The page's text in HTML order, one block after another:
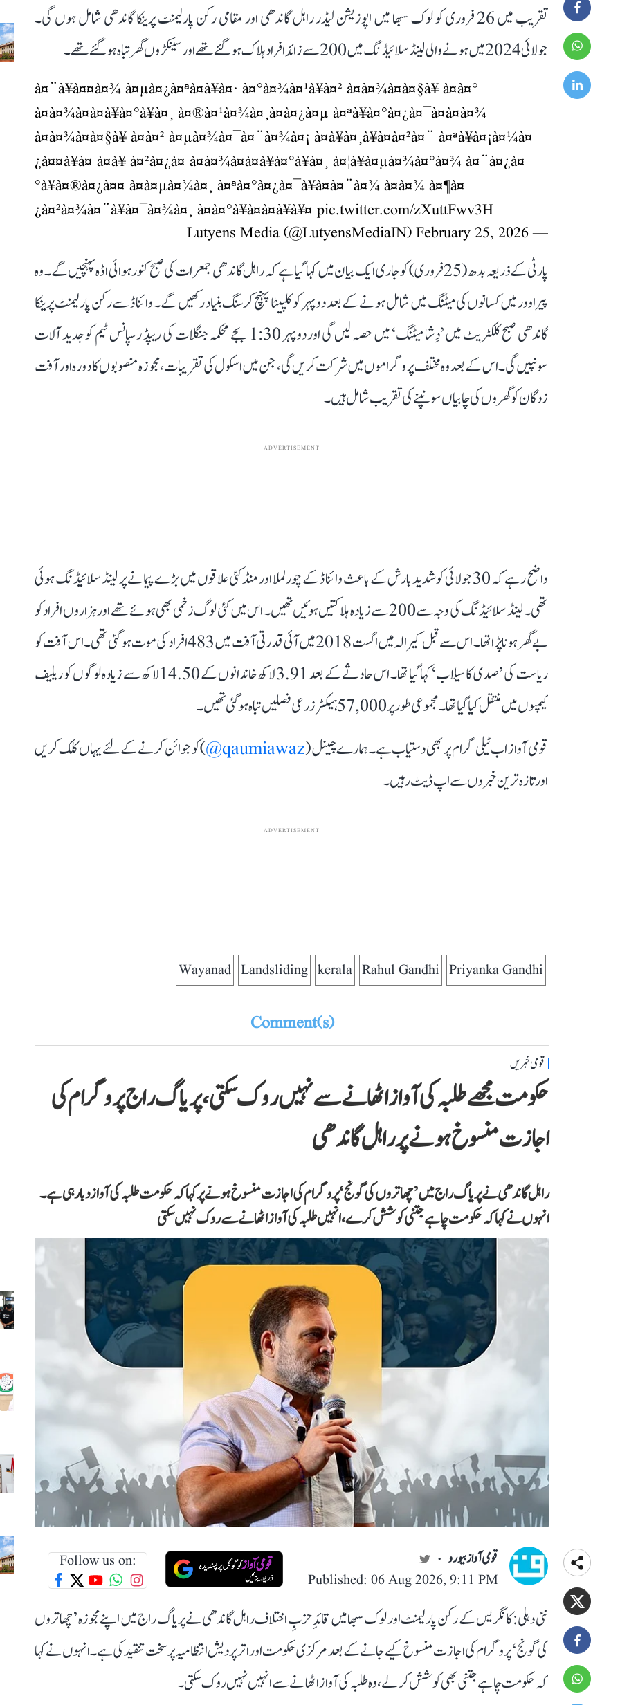
تقریب میں 26 فروری کو لوک سبھا میں اپوزیشن لیڈر راہل گاندھی اور مقامی رکن پارلیمنٹ پرینکا گاندھی شامل ہوں گی۔
جولائی 2024 میں ہونے والی لینڈ سلائیڈنگ میں 200 سے زائد افراد ہلاک ہو گئے تھے اور سینکڑوں گھر تباہ ہو گئے تھے۔
à¤¨à¥à¤¤à¤¾ à¤µà¤¿à¤ªà¤à¥à¤· à¤°à¤¾à¤¹à¥à¤² à¤à¤¾à¤à¤§à¥ à¤à¤°
à¤à¤¾à¤à¤à¥à¤°à¥à¤¸ à¤®à¤¹à¤¾à¤¸à¤à¤¿à¤µ à¤ªà¥à¤°à¤¿à¤¯à¤à¤à¤¾
à¤à¤¾à¤à¤§à¥ à¤à¤² à¤µà¤¾à¤¯à¤¨à¤¾à¤¡ à¤­à¥à¤¸à¥à¤à¤²à¤¨ à¤ªà¥à¤¡à¤¼à¤
¿à¤¤à¥à¤ à¤à¥ à¤²à¤¿à¤ à¤à¤¾à¤à¤à¥à¤°à¥à¤¸ à¤¦à¥à¤µà¤¾à¤°à¤¾ à¤¨à¤¿à¤
°à¥à¤®à¤¿à¤¤ à¤à¤µà¤¾à¤¸ à¤ªà¤°à¤¿à¤¯à¥à¤à¤¨à¤¾ à¤à¤¾ à¤¶à¤
¿à¤²à¤¾à¤¨à¥à¤¯à¤¾à¤¸ à¤à¤°à¥à¤à¤à¥à¥¤ pic.twitter.com/zXuttFwv3H
— Lutyens Media (@LutyensMediaIN)
February 25, 2026
پارٹی کے ذریعہ بدھ (25 فروری) کو جاری ایک بیان میں کہا گیا ہے کہ راہل گاندھی جمعرات کی صبح کنور ہوائی اڈہ پہنچیں گے۔ وہ
پیراوور میں کسانوں کی میٹنگ میں شامل ہونے کے بعد دوپہر کو کلپیٹا پہنچ کر سنگ بنیاد رکھیں گے۔ وائناڈ سے رکن پارلیمنٹ پرینکا
گاندھی صبح کلکٹریٹ میں ’دِشا میٹنگ‘ میں حصہ لیں گی اور دوپہر 1:30 بجے محکمہ جنگلات کی ریپڈ رسپانس ٹیم کو جدید آلات
سونپیں گی۔ اس کے بعد وہ مختلف پروگراموں میں شرکت کریں گی، جن میں اسکول کی تقریبات، مجوزہ منصوبوں کا دورہ اور آفت
زدگان کو گھروں کی چابیاں سونپنے کی تقریب شامل ہیں۔
ADVERTISEMENT
واضح رہے کہ 30 جولائی کو شدید بارش کے باعث وائناڈ کے چورلملا اور منڈکئی علاقوں میں بڑے پیمانے پر لینڈ سلائیڈنگ ہوئی
تھی۔ لینڈ سلائیڈنگ کی وجہ سے 200 سے زیادہ ہلاکتیں ہوئیں تھیں۔ اس میں کئی لوگ زخمی بھی ہوئے تھے اور ہزاروں افراد کو
بے گھر ہونا پڑا تھا۔ اس سے قبل کیرالہ میں اگست 2018 میں آئی قدرتی آفت میں 483 افراد کی موت ہو گئی تھی۔ اس آفت کو
ریاست کی ’صدی کا سیلاب‘ کہا گیا تھا۔ اس حادثے کے بعد 3.91 لاکھ خاندانوں کے 14.50 لاکھ سے زیادہ لوگوں کو ریلیف
کیمپوں میں منتقل کیا گیا تھا۔ مجموعی طور پر 57,000 ہیکٹر زرعی فصلیں تباہ ہو گئی تھیں۔
قومی آواز اب ٹیلی گرام پر بھی دستیاب ہے۔ ہمارے چینل (qaumiawaz@
) کو جوائن کرنے کے لئے یہاں کلک کریں
اور تازہ ترین خبروں سے اپ ڈیٹ رہیں۔
ADVERTISEMENT
Priyanka Gandhi
Rahul Gandhi
kerala
Landsliding
Wayanad
Comment(s)
قومی خبریں
حکومت مجھے طلبہ کی آواز اٹھانے سے نہیں روک سکتی، پریاگ راج پروگرام کی
اجازت منسوخ ہونے پر راہل گاندھی
راہل گاندھی نے پریاگ راج میں ’چھاتروں کی گونج‘ پروگرام کی اجازت منسوخ ہونے پر کہا کہ حکومت طلبہ کی آواز دبا رہی ہے۔
انہوں نے کہا کہ حکومت چاہے جتنی کوشش کرے، انہیں طلبہ کی آواز اٹھانے سے روک نہیں سکتی
قومی آواز بیورو
Published: 06 Aug 2026, 9:11 PM
Follow us on:
نئی دہلی: کانگریس کے رکن پارلیمنٹ اور لوک سبھا میں قائدِ حزبِ اختلاف راہل گاندھی نے پریاگ راج میں اپنے مجوزہ ’چھاتروں
کی گونج‘ پروگرام کی اجازت منسوخ کیے جانے کے بعد مرکزی حکومت اور اتر پردیش انتظامیہ پر سخت تنقید کی ہے۔ انہوں نے کہا
کہ حکومت چاہے جتنی بھی کوشش کر لے، وہ طلبہ کی آواز اٹھانے سے انہیں نہیں روک سکتی۔